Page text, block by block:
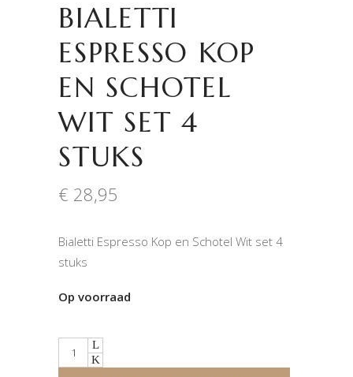
BIALETTI
ESPRESSO KOP
EN SCHOTEL
WIT SET 4
STUKS
€ 28,95
Bialetti Espresso Kop en Schotel Wit set 4
stuks
Op voorraad
Quantity